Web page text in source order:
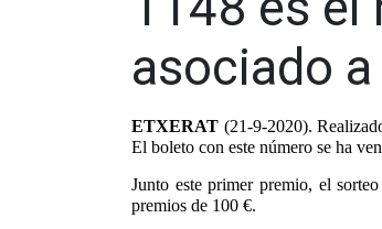
asociado
ETXERAT (21-9-2020).
El boleto con este número se ha
Junto este primer premio, el
premios de 100 €.